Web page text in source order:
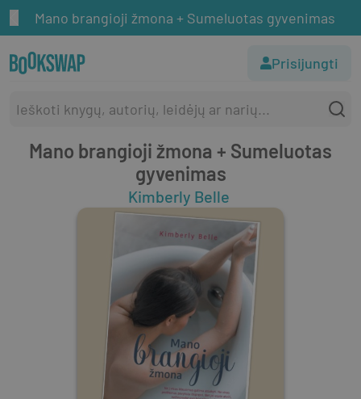
Mano brangioji žmona + Sumeluotas gyvenimas
Prisijungti
Mano brangioji žmona + Sumeluotas
gyvenimas
Kimberly Belle